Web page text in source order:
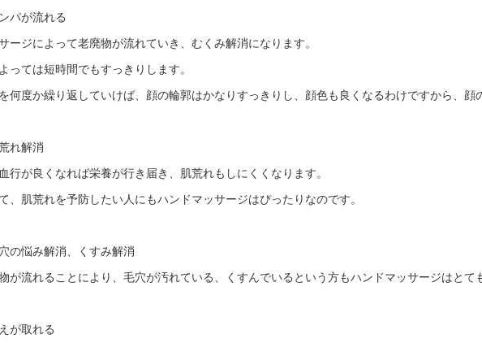
パが流れる
ージによって老廃物が流れていき、むくみ解消になります。
っては短時間でもすっきりします。
何度か繰り返していけば、顔の輪郭はかなりすっきりし、顔色も良くなるわけですから、顔
れ解消
行が良くなれば栄養が行き届き、肌荒れもしにくくなります。
、肌荒れを予防したい人にもハンドマッサージはぴったりなのです。
の悩み解消、くすみ解消
が流れることにより、毛穴が汚れている、くすんでいるという方もハンドマッサージはとて
が取れる